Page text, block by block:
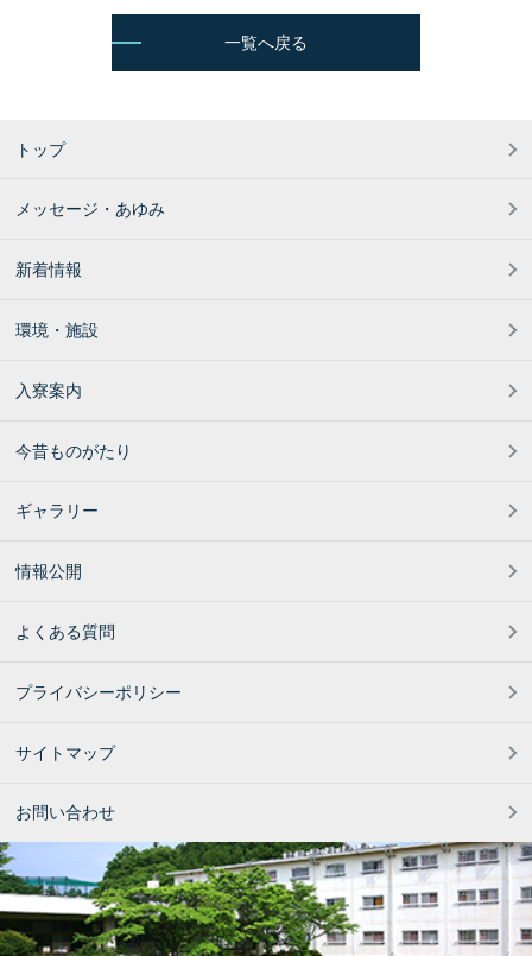
一覧へ戻る
トップ
メッセージ・あゆみ
新着情報
環境・施設
入寮案内
今昔ものがたり
ギャラリー
情報公開
よくある質問
プライバシーポリシー
サイトマップ
お問い合わせ